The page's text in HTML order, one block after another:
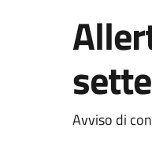
Avviso di